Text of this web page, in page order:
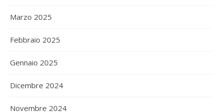
Marzo 2025
Febbraio 2025
Gennaio 2025
Dicembre 2024
Novembre 2024